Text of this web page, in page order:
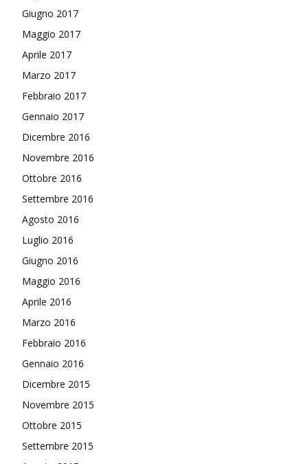
Giugno 2017
Maggio 2017
Aprile 2017
Marzo 2017
Febbraio 2017
Gennaio 2017
Dicembre 2016
Novembre 2016
Ottobre 2016
Settembre 2016
Agosto 2016
Luglio 2016
Giugno 2016
Maggio 2016
Aprile 2016
Marzo 2016
Febbraio 2016
Gennaio 2016
Dicembre 2015
Novembre 2015
Ottobre 2015
Settembre 2015